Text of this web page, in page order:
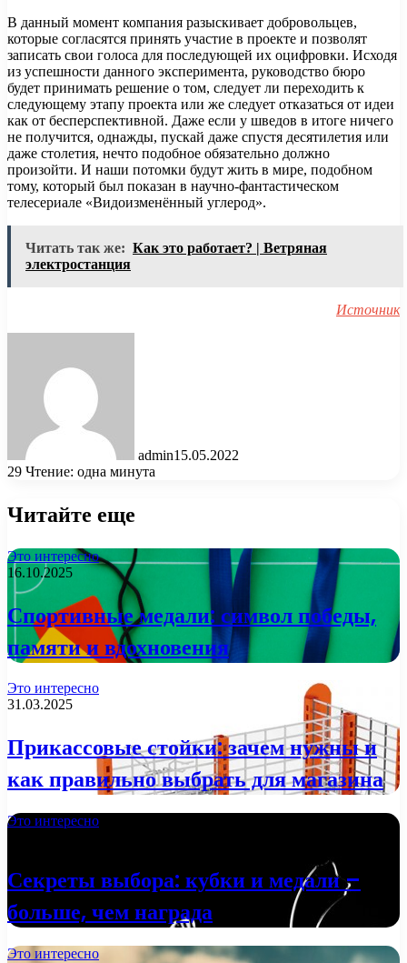
В данный момент компания разыскивает добровольцев,
которые согласятся принять участие в проекте и позволят
записать свои голоса для последующей их оцифровки. Исходя
из успешности данного эксперимента, руководство бюро
будет принимать решение о том, следует ли переходить к
следующему этапу проекта или же следует отказаться от идеи
как от бесперспективной. Даже если у шведов в итоге ничего
не получится, однажды, пускай даже спустя десятилетия или
даже столетия, нечто подобное обязательно должно
произойти. И наши потомки будут жить в мире, подобном
тому, который был показан в научно-фантастическом
телесериале «Видоизменённый углерод».
Читать так же: Как это работает? | Ветряная
электростанция
Источник
admin15.05.2022
29 Чтение: одна минута
Читайте еще
Это интересно
16.10.2025
Спортивные медали: символ победы,
памяти и вдохновения
Это интересно
31.03.2025
Прикассовые стойки: зачем нужны и
как правильно выбрать для магазина
Это интересно
Секреты выбора: кубки и медали –
больше, чем награда
Это интересно